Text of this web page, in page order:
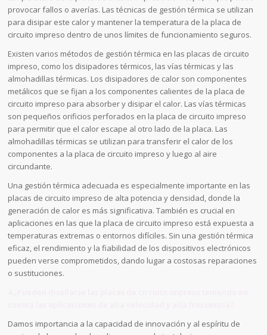
provocar fallos o averías. Las técnicas de gestión térmica se utilizan
para disipar este calor y mantener la temperatura de la placa de
circuito impreso dentro de unos límites de funcionamiento seguros.
Existen varios métodos de gestión térmica en las placas de circuito
impreso, como los disipadores térmicos, las vías térmicas y las
almohadillas térmicas. Los disipadores de calor son componentes
metálicos que se fijan a los componentes calientes de la placa de
circuito impreso para absorber y disipar el calor. Las vías térmicas
son pequeños orificios perforados en la placa de circuito impreso
para permitir que el calor escape al otro lado de la placa. Las
almohadillas térmicas se utilizan para transferir el calor de los
componentes a la placa de circuito impreso y luego al aire
circundante.
Una gestión térmica adecuada es especialmente importante en las
placas de circuito impreso de alta potencia y densidad, donde la
generación de calor es más significativa. También es crucial en
aplicaciones en las que la placa de circuito impreso está expuesta a
temperaturas extremas o entornos difíciles. Sin una gestión térmica
eficaz, el rendimiento y la fiabilidad de los dispositivos electrónicos
pueden verse comprometidos, dando lugar a costosas reparaciones
o sustituciones.
Damos importancia a la capacidad de innovación y al espíritu de